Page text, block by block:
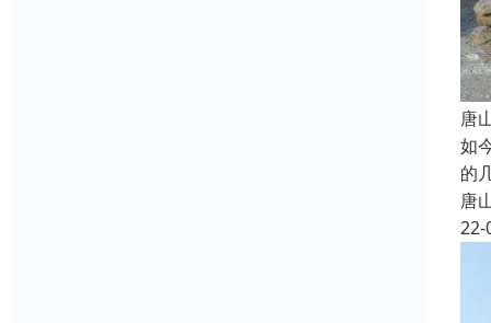
唐
如
的
唐
22-